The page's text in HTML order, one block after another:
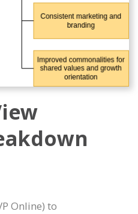
Online) to